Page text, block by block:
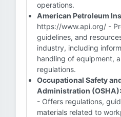
operations.
American Petroleum
https://www.api.org/ -
guidelines, and
industry, including
handling of equipment,
regulations.
Occupational Safety
Administration (OSHA):
- Offers regulations,
materials related to